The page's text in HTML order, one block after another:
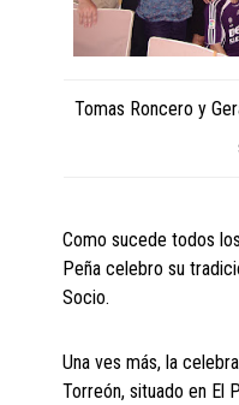
Tomas Roncero y
Como sucede todos
Peña celebro su
Socio.
Una ves más, la
Torreón, situado en El